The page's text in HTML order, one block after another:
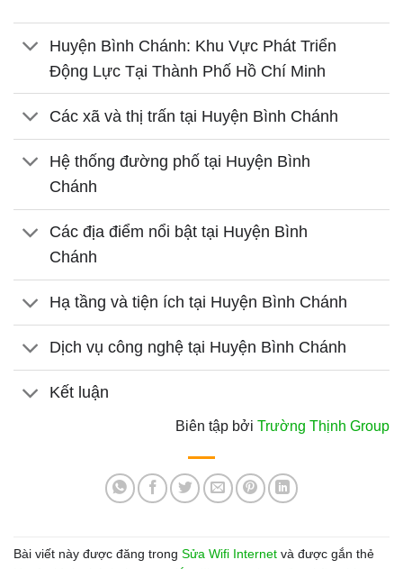
Huyện Bình Chánh: Khu Vực Phát Triển
Động Lực Tại Thành Phố Hồ Chí Minh
Các xã và thị trấn tại Huyện Bình Chánh
Hệ thống đường phố tại Huyện Bình
Chánh
Các địa điểm nổi bật tại Huyện Bình
Chánh
Hạ tầng và tiện ích tại Huyện Bình Chánh
Dịch vụ công nghệ tại Huyện Bình Chánh
Kết luận
Biên tập bởi Trường Thịnh Group
Bài viết này được đăng trong Sửa Wifi Internet và được gắn thẻ